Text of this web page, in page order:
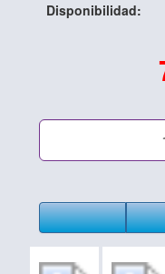
Disponibilidad: